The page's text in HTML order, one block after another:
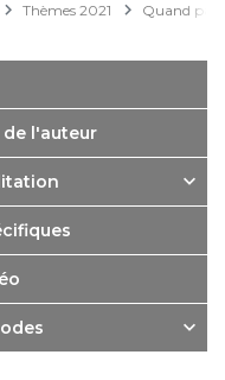
Thèmes 2021 Quand
de l'auteur